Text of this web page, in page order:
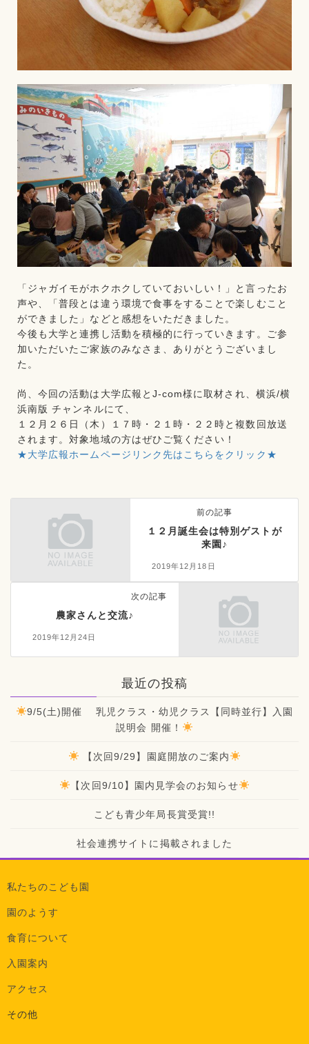
「ジャガイモがホクホクしていておいしい！」と言ったお
声や、「普段とは違う環境で食事をすることで楽しむこと
ができました」などと感想をいただきました。
今後も大学と連携し活動を積極的に行っていきます。ご参
加いただいたご家族のみなさま、ありがとうございまし
た。
尚、今回の活動は大学広報とJ-com様に取材され、横浜/横
浜南版 チャンネルにて、
１２月２６日（木）１７時・２１時・２２時と複数回放送
されます。対象地域の方はぜひご覧ください！
★大学広報ホームページリンク先はこちらをクリック★
前の記事
１２月誕生会は特別ゲストが
来園♪
2019年12月18日
次の記事
農家さんと交流♪
2019年12月24日
最近の投稿
9/5(土)開催 乳児クラス・幼児クラス【同時並行】入園
説明会 開催！
【次回9/29】園庭開放のご案内
【次回9/10】園内見学会のお知らせ
こども青少年局長賞受賞!!
社会連携サイトに掲載されました
私たちのこども園
園のようす
食育について
入園案内
アクセス
その他